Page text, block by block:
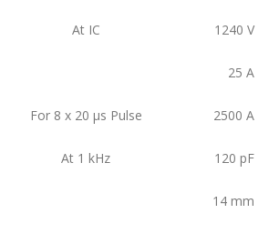
At IC 1240 V
25 A
For 8 x 20 μs Pulse 2500 A
At 1 kHz 120 pF
14 mm